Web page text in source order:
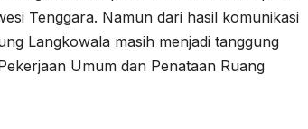
Tenggara. Namun dari hasil komunikasi
Langkowala masih menjadi tanggung
Umum dan Penataan Ruang